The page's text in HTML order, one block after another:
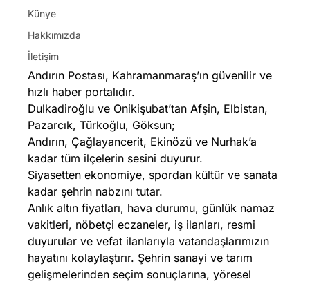
Künye
Hakkımızda
İletişim
Andırın Postası, Kahramanmaraş’ın güvenilir ve
hızlı haber portalıdır.
Dulkadiroğlu ve Onikişubat’tan Afşin, Elbistan,
Pazarcık, Türkoğlu, Göksun;
Andırın, Çağlayancerit, Ekinözü ve Nurhak’a
kadar tüm ilçelerin sesini duyurur.
Siyasetten ekonomiye, spordan kültür ve sanata
kadar şehrin nabzını tutar.
Anlık altın fiyatları, hava durumu, günlük namaz
vakitleri, nöbetçi eczaneler, iş ilanları, resmi
duyurular ve vefat ilanlarıyla vatandaşlarımızın
hayatını kolaylaştırır. Şehrin sanayi ve tarım
gelişmelerinden seçim sonuçlarına, yöresel